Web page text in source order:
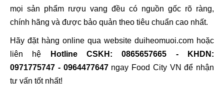
mọi sản phẩm rượu vang đều có nguồn gốc rõ ràng,
chính hãng và được bảo quản theo tiêu chuẩn cao nhất.
Hãy đặt hàng online qua website duiheomuoi.com hoặc
liên hệ
Hotline CSKH: 0865657665 - KHDN:
0971775747 - 0964477647ngay Food City VN để nhận
tư vấn tốt nhất!